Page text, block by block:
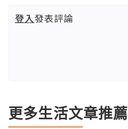
登入發表評論
更多生活文章推薦